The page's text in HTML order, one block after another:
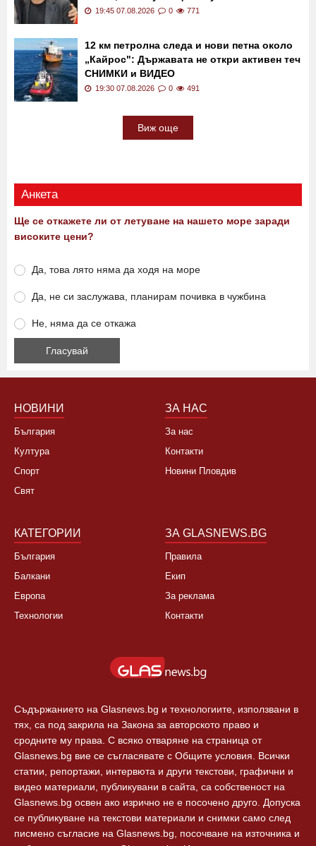
19:45 07.08.2026 0 771
12 км петролна следа и нови петна около
„Кайрос": Държавата не откри активен теч
СНИМКИ и ВИДЕО
19:30 07.08.2026 0 491
Виж още
Анкета
Ще се откажете ли от летуване на нашето море заради
високите цени?
Да, това лято няма да ходя на море
Да, не си заслужава, планирам почивка в чужбина
Не, няма да се откажа
НОВИНИ
България
Култура
Спорт
Свят
ЗА НАС
За нас
Контакти
Новини Пловдив
КАТЕГОРИИ
България
Балкани
Европа
Технологии
ЗА GLASNEWS.BG
Правила
Екип
За реклама
Контакти
Съдържанието на Glasnews.bg и технологиите, използвани в
тях, са под закрила на Закона за авторското право и
сродните му права. С всяко отваряне на страница от
Glasnews.bg вие се съгласявате с Общите условия. Всички
статии, репортажи, интервюта и други текстови, графични и
видео материали, публикувани в сайта, са собственост на
Glasnews.bg освен ако изрично не е посочено друго. Допуска
се публикуване на текстови материали и снимки само след
писмено съгласие на Glasnews.bg, посочване на източника и